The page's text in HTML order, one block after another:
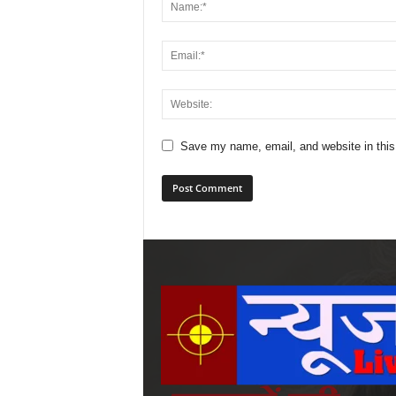
Save my name, email, and website in